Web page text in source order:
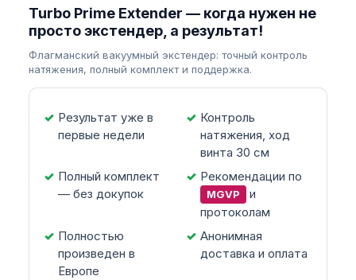
Turbo Prime Extender — когда нужен не
просто экстендер, а результат!
Флагманский вакуумный экстендер: точный контроль
натяжения, полный комплект и поддержка.
Результат уже в
первые недели
Контроль
натяжения, ход
винта 30 см
Полный комплект
— без докупок
Рекомендации по
MGVP
и
протоколам
Полностью
произведен в
Европе
Анонимная
доставка и оплата